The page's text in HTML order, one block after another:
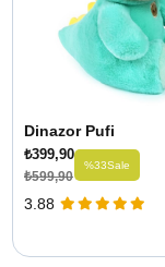
Dinazor Pufi
₺399,90
₺599,90
%33Sale
3.88